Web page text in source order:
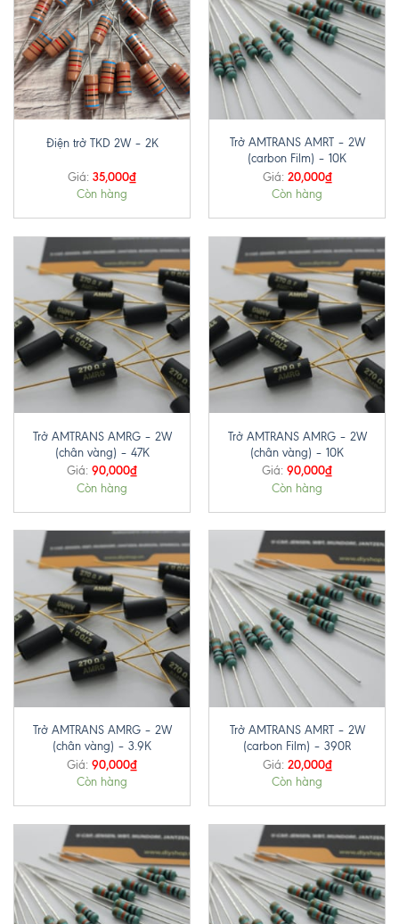
Điện trở TKD 2W – 2K
Giá: 35,000₫
Còn hàng
Trở AMTRANS AMRT – 2W
(carbon Film) – 10K
Giá: 20,000₫
Còn hàng
Trở AMTRANS AMRG – 2W
(chân vàng) – 47K
Giá: 90,000₫
Còn hàng
Trở AMTRANS AMRG – 2W
(chân vàng) – 10K
Giá: 90,000₫
Còn hàng
Trở AMTRANS AMRG – 2W
(chân vàng) – 3.9K
Giá: 90,000₫
Còn hàng
Trở AMTRANS AMRT – 2W
(carbon Film) – 390R
Giá: 20,000₫
Còn hàng